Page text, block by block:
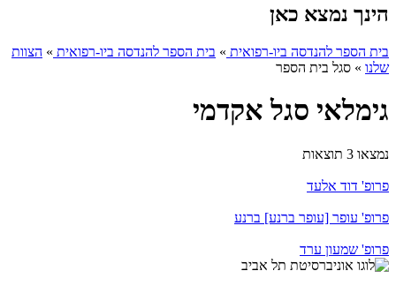
הינך נמצא כאן
בית הספר להנדסה ביו-רפואית » בית הספר להנדסה ביו-רפואית » הצוות
שלנו » סגל בית הספר
גימלאי סגל אקדמי
נמצאו 3 תוצאות
פרופ' דוד אלעד
פרופ' עופר [עופר ברנע] ברנע
פרופ' שמעון ערד